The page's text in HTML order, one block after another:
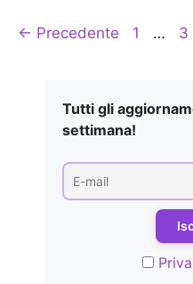
← Precedente Pagina
1 … 3
Tutti gli
settimana!